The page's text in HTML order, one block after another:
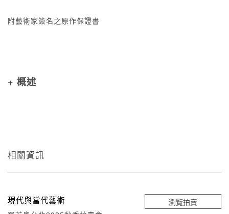
附藝術家簽名之原作保證書
+ 概述
相關資訊
現代與當代藝術 瀏覽拍賣